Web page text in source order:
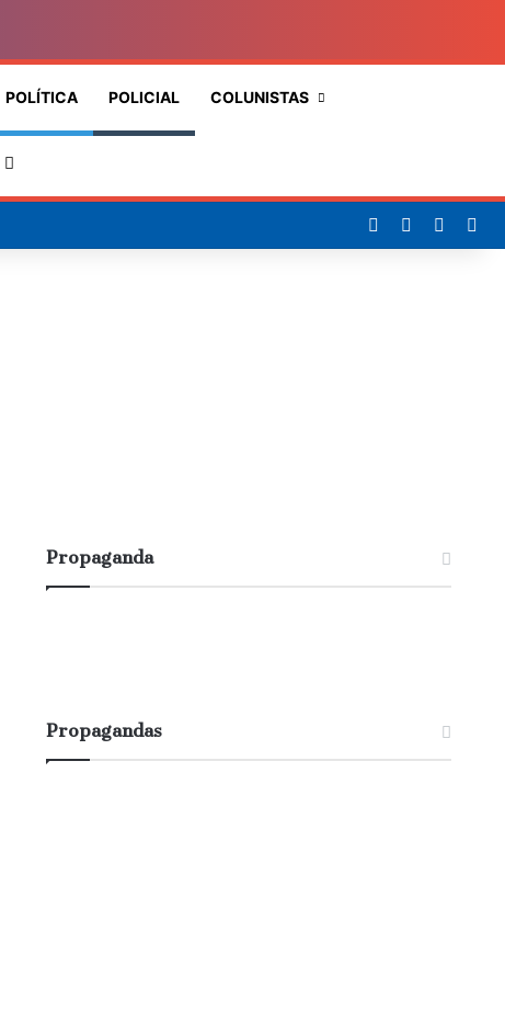
POLÍTICA POLICIAL COLUNISTAS
Procurar
por
Facebook
Propaganda
Propagandas